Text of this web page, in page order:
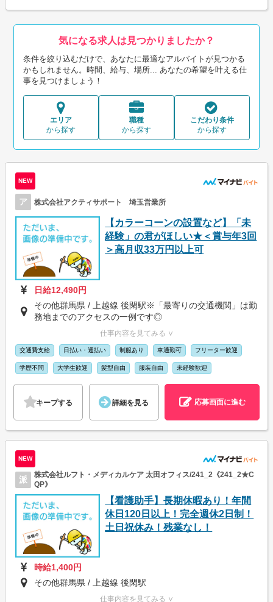
気になる求人は見つかりましたか？
条件を絞り込むだけで、あなたに最適なアルバイトが見つかる
かもしれません。時間、給与、場所... あなたの希望を叶える仕
事を見つけましょう！
エリア
から探す
職種
から探す
こだわり条件
から探す
NEW
ア 株式会社アクティサポート 埼玉営業所
【カラーコーンの設置など】「未
経験」の君がほしい★＜賞与年3回
＞高月収33万円以上可
日給12,490円
その他群馬県 / 上越線 後閑駅※「最寄りの交通機関」は勤
務地までのアクセスの一例です◎
仕事内容を見てみる ∨
交通費支給 日払い・週払い 制服あり 車通勤可 フリーター歓迎
学歴不問 大学生歓迎 髪型自由 服装自由 未経験歓迎
キープする 詳細を見る 応募画面に進む
NEW
派
株式会社ルフト・メディカルケア 太田オフィス/241_2《241_2★C
QP》
【看護助手】長期休暇あり！年間
休日120日以上！完全週休2日制！
土日祝休み！残業なし！
時給1,400円
その他群馬県 / 上越線 後閑駅
仕事内容を見てみる ∨